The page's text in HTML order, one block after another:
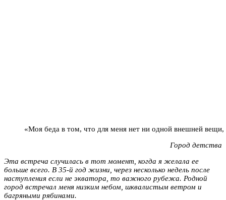
«Моя беда в том, что для меня нет ни одной внешней
Город детства
Эта встреча случилась в тот момент, когда я желала ее
больше всего. В 35-й год жизни, через несколько недель после
наступления если не экватора, то важного рубежа. Родной
город встречал меня низким небом, шквалистым ветром и
багряными рябинами.